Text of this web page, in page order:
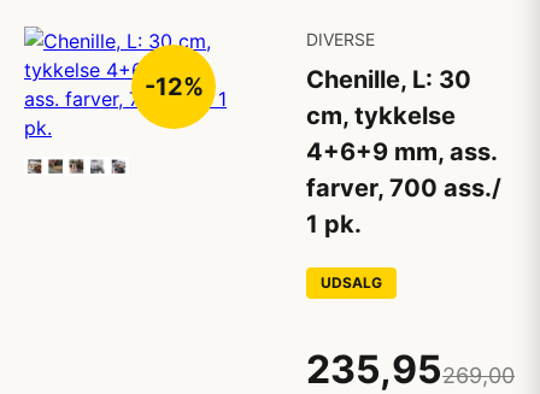
-12%
DIVERSE
Chenille, L: 30
cm, tykkelse
4+6+9 mm, ass.
farver, 700 ass./
1 pk.
UDSALG
235,95269,00